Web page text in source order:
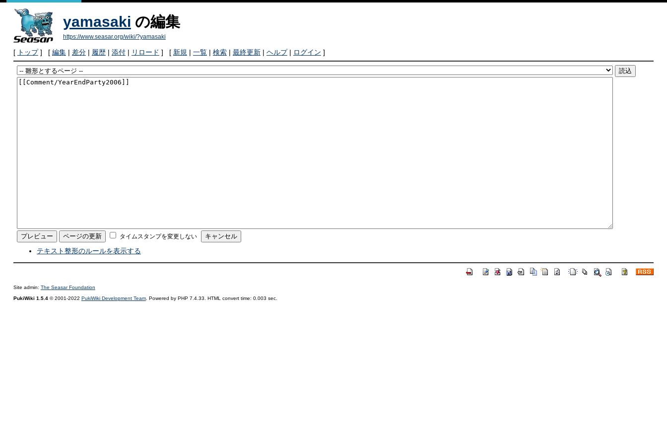
yamasaki の編集
https://www.seasar.org/wiki/?yamasaki
[ トップ] [ 編集| 差分| 履歴| 添付| リロード ] [ 新規 | 一覧| 検索| 最終更新| ヘルプ| ログイン ]
タイムスタンプを変更しない
テキスト整形のルールを表示する
Site admin: The Seasar Foundation
PukiWiki 1.5.4© 2001-2022 PukiWiki Development Team. Powered by PHP 7.4.33. HTML convert time: 0.003 sec.